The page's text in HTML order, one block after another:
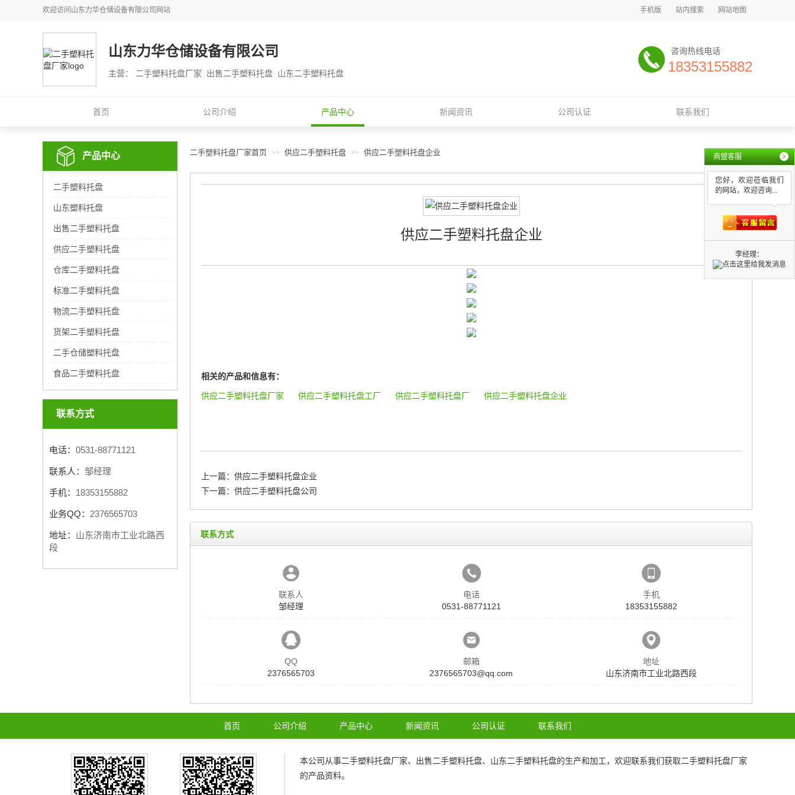
欢迎访问 山东力华仓储设备有限公司 网站 手机版 站内搜索 网站地图
山东力华仓储设备有限公司
主营： 二手塑料托盘厂家 出售二手塑料托盘 山东二手塑料托盘
咨询热线电话
18353155882
首页 公司介绍 产品中心 新闻资讯 公司认证 联系我们
产品中心
二手塑料托盘
山东塑料托盘
出售二手塑料托盘
供应二手塑料托盘
仓库二手塑料托盘
标准二手塑料托盘
物流二手塑料托盘
货架二手塑料托盘
二手仓储塑料托盘
食品二手塑料托盘
联系方式
电话： 0531-88771121
联系人： 邹经理
手机： 18353155882
业务QQ： 2376565703
地址： 山东济南市工业北路西
段
二手塑料托盘厂家首页 >> 供应二手塑料托盘 >> 供应二手塑料托盘企业
供应二手塑料托盘企业
相关的产品和信息有：
供应二手塑料托盘厂家 供应二手塑料托盘工厂 供应二手塑料托盘厂 供应二手塑料托盘企业
上一篇： 供应二手塑料托盘企业
下一篇： 供应二手塑料托盘公司
联系方式
联系人
邹经理
电话
0531-88771121
手机
18353155882
QQ
2376565703
邮箱
2376565703@qq.com
地址
山东济南市工业北路西段
首页 公司介绍 产品中心 新闻资讯 公司认证 联系我们
本公司从事二手塑料托盘厂家、 出售二手塑料托盘、 山东二手塑料托盘的生产和加工，欢迎联系我们获取二手塑料托盘厂家
的产品资料。
商盟客服 >
您好，欢迎莅临我们
的网站，欢迎咨询...
李经理：